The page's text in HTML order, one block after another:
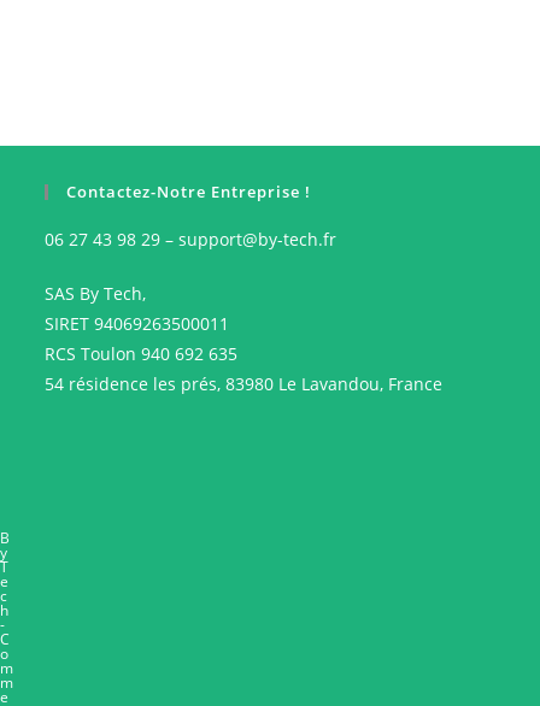
Contactez-Notre Entreprise !
06 27 43 98 29 – support@by-tech.fr
SAS By Tech,
SIRET 94069263500011
RCS Toulon 940 692 635
54 résidence les prés, 83980 Le Lavandou, France
B
y
T
e
c
h
-
C
o
m
m
e